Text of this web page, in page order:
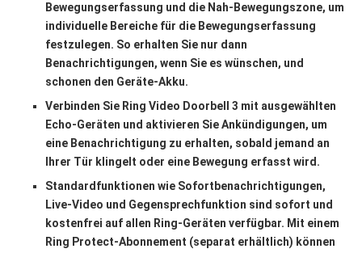
Bewegungserfassung und die Nah-Bewegungszone, um
individuelle Bereiche für die Bewegungserfassung
festzulegen. So erhalten Sie nur dann
Benachrichtigungen, wenn Sie es wünschen, und
schonen den Geräte-Akku.
Verbinden Sie Ring Video Doorbell 3 mit ausgewählten
Echo-Geräten und aktivieren Sie Ankündigungen, um
eine Benachrichtigung zu erhalten, sobald jemand an
Ihrer Tür klingelt oder eine Bewegung erfasst wird.
Standardfunktionen wie Sofortbenachrichtigungen,
Live-Video und Gegensprechfunktion sind sofort und
kostenfrei auf allen Ring-Geräten verfügbar. Mit einem
Ring Protect-Abonnement (separat erhältlich) können